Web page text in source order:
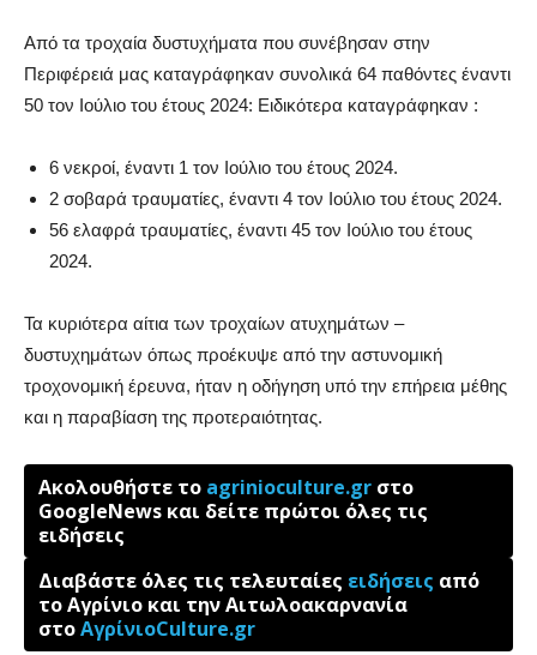
Από τα τροχαία δυστυχήματα που συνέβησαν στην
Περιφέρειά μας καταγράφηκαν συνολικά 64 παθόντες έναντι
50 τον Ιούλιο του έτους 2024: Ειδικότερα καταγράφηκαν :
6 νεκροί, έναντι 1 τον Ιούλιο του έτους 2024.
2 σοβαρά τραυματίες, έναντι 4 τον Ιούλιο του έτους 2024.
56 ελαφρά τραυματίες, έναντι 45 τον Ιούλιο του έτους
2024.
Τα κυριότερα αίτια των τροχαίων ατυχημάτων –
δυστυχημάτων όπως προέκυψε από την αστυνομική
τροχονομική έρευνα, ήταν η οδήγηση υπό την επήρεια μέθης
και η παραβίαση της προτεραιότητας.
Ακολουθήστε το agrinioculture.gr στο
GoogleNews και δείτε πρώτοι όλες τις
ειδήσεις
Διαβάστε όλες τις τελευταίες ειδήσεις από
το Αγρίνιο και την Αιτωλοακαρνανία
στοΑγρίνιοCulture.gr